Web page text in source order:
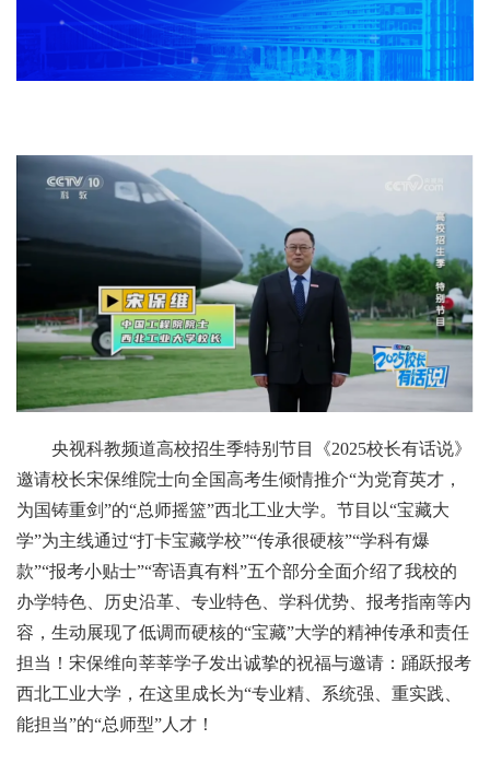
央视科教频道高校招生季特别节目《2025校长有话说》
邀请校长宋保维院士向全国高考生倾情推介“为党育英才，
为国铸重剑”的“总师摇篮”西北工业大学。节目以“宝藏大
学”为主线通过“打卡宝藏学校”“传承很硬核”“学科有爆
款”“报考小贴士”“寄语真有料”五个部分全面介绍了我校的
办学特色、历史沿革、专业特色、学科优势、报考指南等内
容，生动展现了低调而硬核的“宝藏”大学的精神传承和责任
担当！宋保维向莘莘学子发出诚挚的祝福与邀请：踊跃报考
西北工业大学，在这里成长为“专业精、系统强、重实践、
能担当”的“总师型”人才！